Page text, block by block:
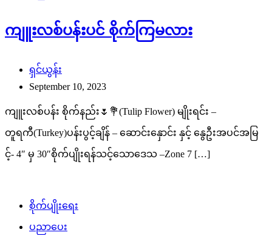
ကျူးလစ်ပန်းပင် စိုက်ကြမလား
ရှင်ယွန်း
September 10, 2023
ကျူးလစ်ပန်း စိုက်နည်း🌷💐(Tulip Flower) မျိုးရင်း –
တူရကီ(Turkey)ပန်းပွင့်ချိန် – ဆောင်းနှောင်း နှင့် နွေဦးအပင်အမြ
င့်- 4″ မှ 30″စိုက်ပျိုးရန်သင့်သောဒေသ –Zone 7 […]
စိုက်ပျိုးရေး
ပညာပေး